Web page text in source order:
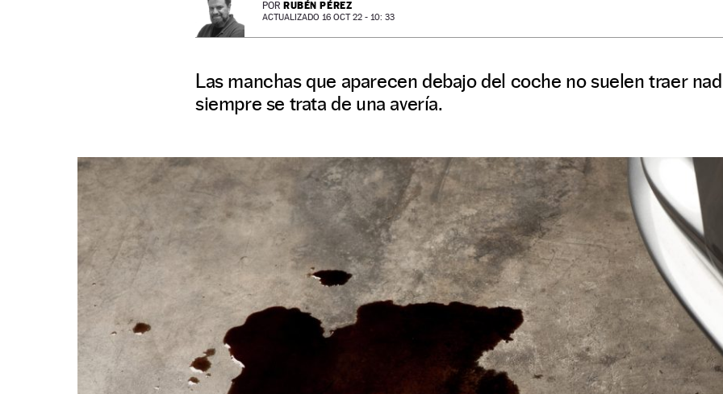
POR RUBÉN PÉREZ
ACTUALIZADO 16 OCT 22 - 10: 33
Las manchas que aparecen debajo del coche no suelen traer
siempre se trata de una avería.